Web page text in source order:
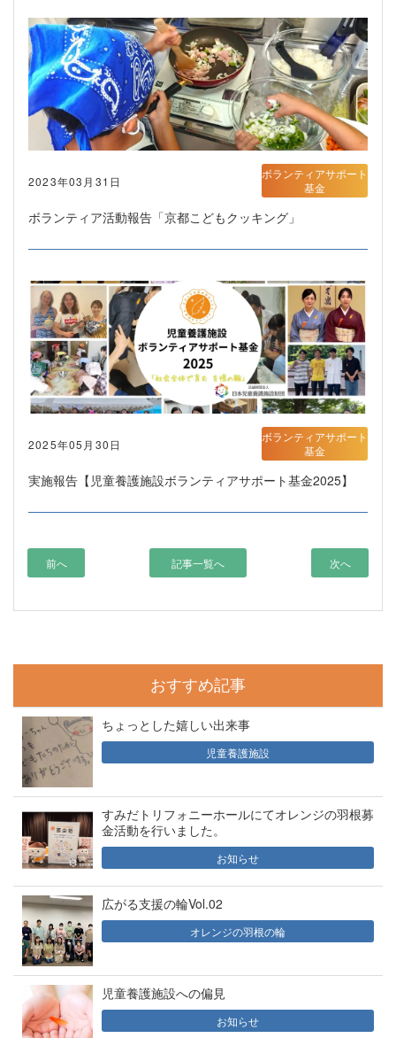
2023年03月31日
ボランティア活動報告「京都こどもクッキング」
ボランティアサポート
基金
2025年05月30日
実施報告【児童養護施設ボランティアサポート基金2025】
ボランティアサポート
基金
前へ 記事一覧へ 次へ
おすすめ記事
ちょっとした嬉しい出来事
児童養護施設
すみだトリフォニーホールにてオレンジの羽根募
金活動を行いました。
お知らせ
広がる支援の輪Vol.02
オレンジの羽根の輪
児童養護施設への偏見
お知らせ